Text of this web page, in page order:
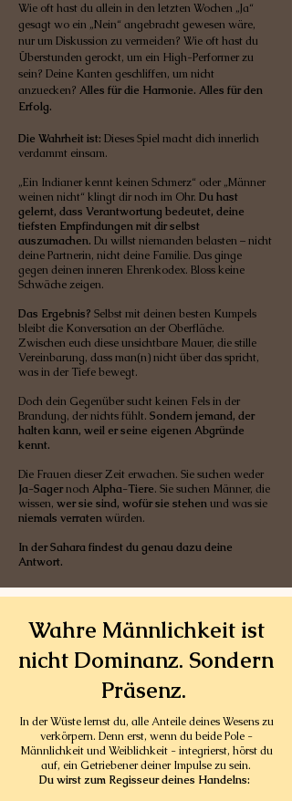
Wie oft hast du allein in den letzten Wochen „Ja“
gesagt wo ein „Nein“ angebracht gewesen wäre,
nur um Diskussion zu vermeiden? Wie oft hast du
Überstunden gerockt, um ein High-Performer zu
sein? Deine Kanten geschliffen, um nicht
anzuecken? Alles für die Harmonie. Alles für den
Erfolg.
Die Wahrheit ist: Dieses Spiel macht dich innerlich
verdammt einsam.
„Ein Indianer kennt keinen Schmerz“ oder „Männer
weinen nicht“ klingt dir noch im Ohr. Du hast
gelernt, dass Verantwortung bedeutet, deine
tiefsten Empfindungen mit dir selbst
auszumachen. Du willst niemanden belasten – nicht
deine Partnerin, nicht deine Familie. Das ginge
gegen deinen inneren Ehrenkodex. Bloss keine
Schwäche zeigen.
Das Ergebnis? Selbst mit deinen besten Kumpels
bleibt die Konversation an der Oberfläche.
Zwischen euch diese unsichtbare Mauer, die stille
Vereinbarung, dass man(n) nicht über das spricht,
was in der Tiefe bewegt.
Doch dein Gegenüber sucht keinen Fels in der
Brandung, der nichts fühlt. Sondern jemand, der
halten kann, weil er seine eigenen Abgründe
kennt.
Die Frauen dieser Zeit erwachen. Sie suchen weder
Ja-Sagernoch Alpha-Tiere. Sie suchen Männer, die
wissen, wer sie sind, wofür sie stehenund was sie
niemals verratenwürden.
In der Sahara findest du genau dazu deine
Antwort.
Wahre Männlichkeit ist
nicht Dominanz. Sondern
Präsenz.
​​In der Wüste lernst du, alle Anteile deines Wesens zu
verkörpern. Denn erst, wenn du beide Pole -
Männlichkeit und Weiblichkeit - integrierst, hörst du
auf, ein Getriebener deiner Impulse zu sein.
Du wirst zum Regisseur deines Handelns: